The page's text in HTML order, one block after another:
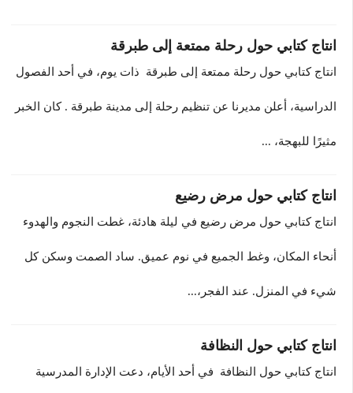
انتاج كتابي حول رحلة ممتعة إلى طبرقة
انتاج كتابي حول رحلة ممتعة إلى طبرقة ذات يوم، في أحد الفصول
الدراسية، أعلن مديرنا عن تنظيم رحلة إلى مدينة طبرقة . كان الخبر
مثيرًا للبهجة، ...
انتاج كتابي حول مرض رضيع
انتاج كتابي حول مرض رضيع في ليلة هادئة، غطت النجوم والهدوء
أنحاء المكان، وغط الجميع في نوم عميق. ساد الصمت وسكن كل
شيء في المنزل. عند الفجر،...
انتاج كتابي حول النظافة
انتاج كتابي حول النظافة في أحد الأيام، دعت الإدارة المدرسية